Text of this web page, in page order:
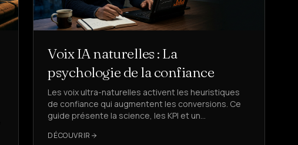
Voix IA naturelles : La
psychologie de la confiance
Les voix ultra-naturelles activent les heuristiques
de confiance qui augmentent les conversions. Ce
guide présente la science, les KPI et un
comme référence pour l'IA vocale multi-accent,
DÉCOUVRIR